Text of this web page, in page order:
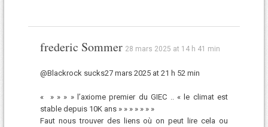
frederic Sommer 28 mars 2025 at 14 h 41 min
@Blackrock sucks27 mars 2025 at 21 h 52 min
« » » » » l’axiome premier du GIEC .. « le climat est
stable depuis 10K ans » » » » » » »
Faut nous trouver des liens où on peut lire cela ou